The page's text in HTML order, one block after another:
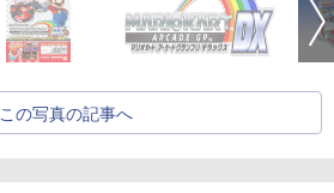
この写真の記事へ